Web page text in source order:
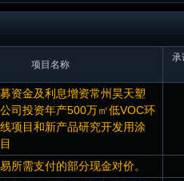
项目名称
承
资金及利息增资常州昊天塑
司投资年产500万㎡低VOC环
项目和新产品研究开发用涂
所需支付的部分现金对价。